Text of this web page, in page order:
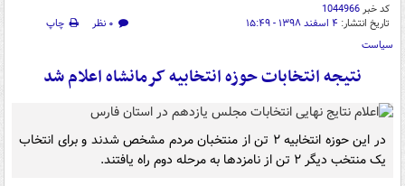
کد خبر1044966
تاریخ انتشار: ۴ اسفند ۱۳۹۸ - ۱۵:۴۹ ۰ نظر
چاپ
سیاست
نتیجه انتخابات حوزه انتخابیه کرمانشاه اعلام شد
در این حوزه انتخابیه ۲ تن از منتخبان مردم مشخص شدند و برای انتخاب
یک منتخب دیگر ۲ تن از نامزدها به مرحله دوم راه یافتند.